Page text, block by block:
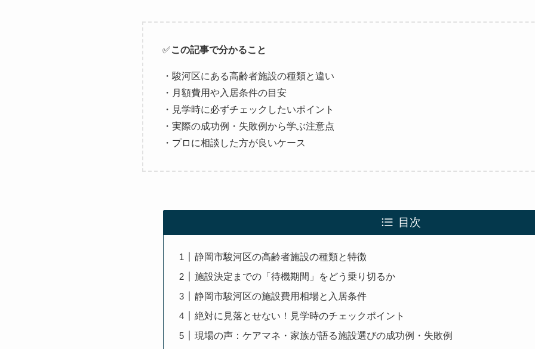
✅この記事で分かること
・駿河区にある高齢者施設の種類と違い
・月額費用や入居条件の目安
・見学時に必ずチェックしたいポイント
・実際の成功例・失敗例から学ぶ注意点
・プロに相談した方が良いケース
目次
静岡市駿河区の高齢者施設の種類と特徴
施設決定までの「待機期間」をどう乗り切るか
静岡市駿河区の施設費用相場と入居条件
絶対に見落とせない！見学時のチェックポイント
現場の声：ケアマネ・家族が語る施設選びの成功例・失敗例